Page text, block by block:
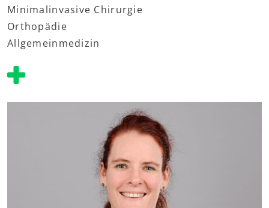
Minimalinvasive Chirurgie
Orthopädie
Allgemeinmedizin